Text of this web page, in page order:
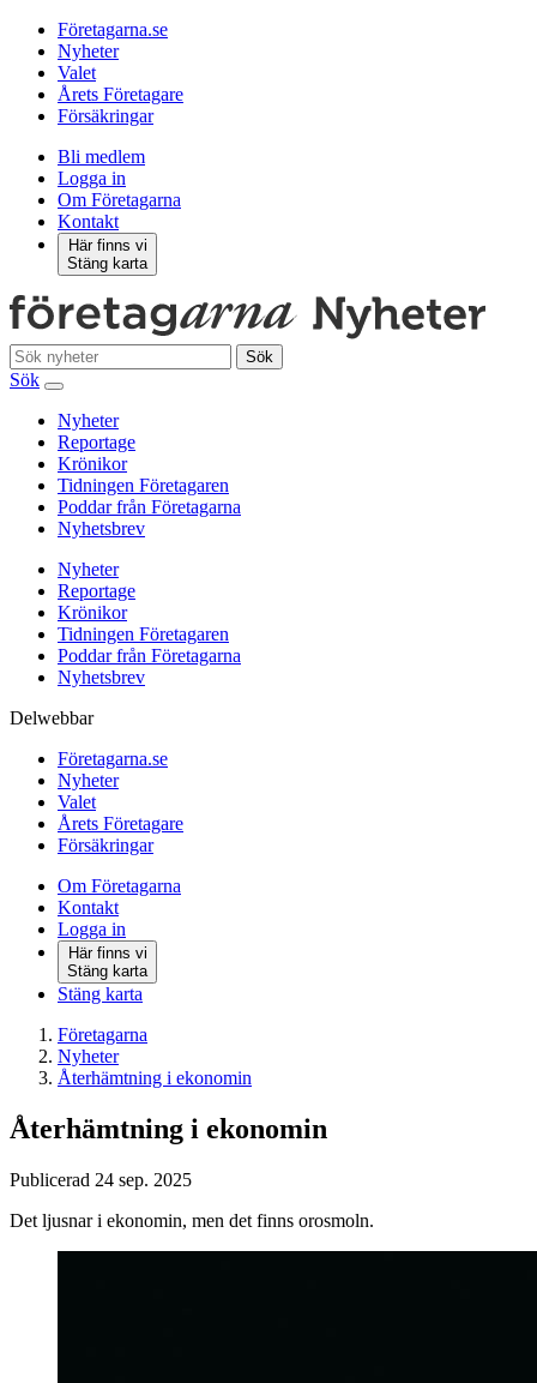
Företagarna.se
Nyheter
Valet
Årets Företagare
Försäkringar
Bli medlem
Logga in
Om Företagarna
Kontakt
Här finns vi
Stäng karta
Sök
Sök
Nyheter
Reportage
Krönikor
Tidningen Företagaren
Poddar från Företagarna
Nyhetsbrev
Nyheter
Reportage
Krönikor
Tidningen Företagaren
Poddar från Företagarna
Nyhetsbrev
Delwebbar
Företagarna.se
Nyheter
Valet
Årets Företagare
Försäkringar
Om Företagarna
Kontakt
Logga in
Här finns vi
Stäng karta
Stäng karta
Företagarna
Nyheter
Återhämtning i ekonomin
Återhämtning i ekonomin
Publicerad 24 sep. 2025
Det ljusnar i ekonomin, men det finns orosmoln.